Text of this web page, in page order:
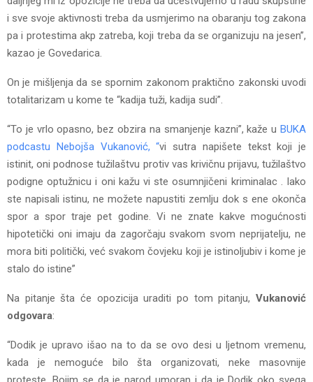
i sve svoje aktivnosti treba da usmjerimo na obaranju tog zakona
pa i protestima akp zatreba, koji treba da se organizuju na jesen”,
kazao je Govedarica.
On je mišljenja da se spornim zakonom praktično zakonski uvodi
totalitarizam u kome te “kadija tuži, kadija sudi”.
“To je vrlo opasno, bez obzira na smanjenje kazni”, kaže u BUKA
podcastu Nebojša Vukanović, “vi sutra napišete tekst koji je
istinit, oni podnose tužilaštvu protiv vas krivičnu prijavu, tužilaštvo
podigne optužnicu i oni kažu vi ste osumnjičeni kriminalac . Iako
ste napisali istinu, ne možete napustiti zemlju dok s ene okonča
spor a spor traje pet godine. Vi ne znate kakve mogućnosti
hipotetički oni imaju da zagorčaju svakom svom neprijatelju, ne
mora biti politički, već svakom čovjeku koji je istinoljubiv i kome je
stalo do istine”
Na pitanje šta će opozicija uraditi po tom pitanju, Vukanović
odgovara:
“Dodik je upravo išao na to da se ovo desi u ljetnom vremenu,
kada je nemoguće bilo šta organizovati, neke masovnije